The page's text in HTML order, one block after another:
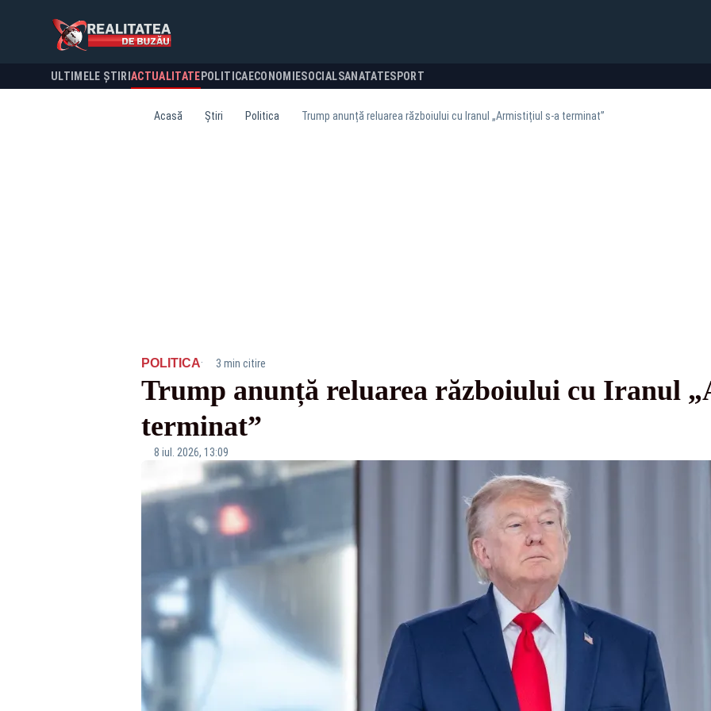
ULTIMELE ȘTIRI ACTUALITATE POLITICA ECONOMIESOCIALSANATATESPORT
Acasă Știri Politica Trump anunță reluarea războiului cu Iranul „Armistițiul s-a terminat”
POLITICA· 3 min citire
Trump anunță reluarea războiului cu Iranul
terminat”
8 iul. 2026, 13:09